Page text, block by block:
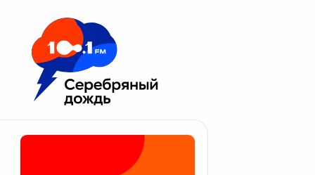
Москва 100.1 FM
Апатиты